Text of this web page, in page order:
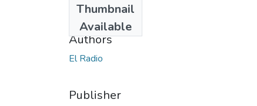
Thumbnail
Available
1965
Authors
El Radio
Publisher